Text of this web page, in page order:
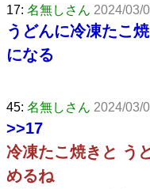
17: 名無しさん 2024/03/
うどんに冷凍たこ
になる
45: 名無しさん 2024/03/
>>17
冷凍たこ焼きと う
めるね